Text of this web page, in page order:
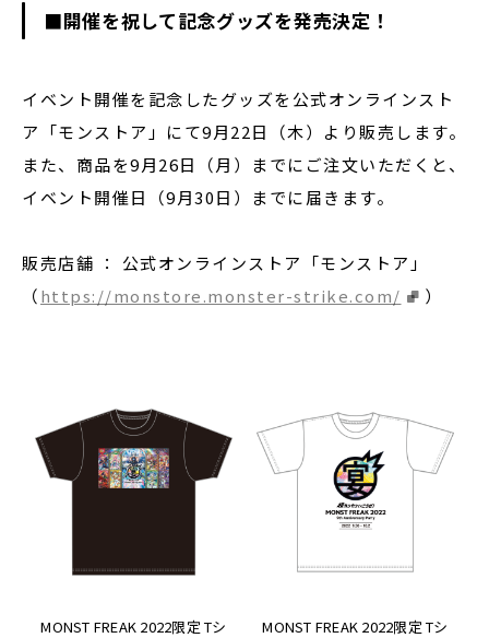
■開催を祝して記念グッズを発売決定！
イベント開催を記念したグッズを公式オンラインスト
ア「モンストア」にて9月22日（木）より販売します。
また、商品を9月26日（月）までにご注文いただくと、
イベント開催日（9月30日）までに届きます。
販売店舗 ： 公式オンラインストア「モンストア」
（https://monstore.monster-strike.com/ ）
MONST FREAK 2022限定 Tシ
MONST FREAK 2022限定 Tシ